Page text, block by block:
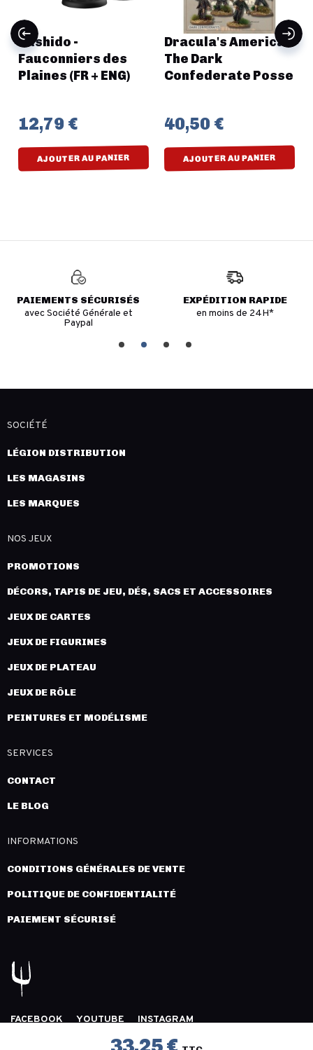
Bushido -
Fauconniers des
Plaines (FR + ENG)
12,79 €
AJOUTER AU PANIER
Dracula's America -
The Dark
Confederate Posse
40,50 €
AJOUTER AU PANIER
PAIEMENTS SÉCURISÉS
avec Société Générale et
Paypal
EXPÉDITION RAPIDE
en moins de 24H*
SOCIÉTÉ
LÉGION DISTRIBUTION
LES MAGASINS
LES MARQUES
NOS JEUX
PROMOTIONS
DÉCORS, TAPIS DE JEU, DÉS, SACS ET ACCESSOIRES
JEUX DE CARTES
JEUX DE FIGURINES
JEUX DE PLATEAU
JEUX DE RÔLE
PEINTURES ET MODÉLISME
SERVICES
CONTACT
LE BLOG
INFORMATIONS
CONDITIONS GÉNÉRALES DE VENTE
POLITIQUE DE CONFIDENTIALITÉ
PAIEMENT SÉCURISÉ
FACEBOOK YOUTUBE
INSTAGRAM
COPYRIGHT 2026 © LÉGION DISTRIBUTION -